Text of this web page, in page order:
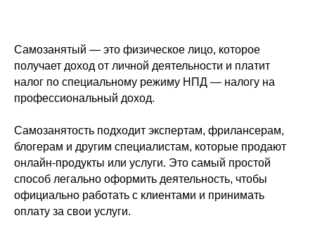
Самозанятый — это физическое лицо, которое
получает доход от личной деятельности и платит
налог по специальному режиму НПД — налогу на
профессиональный доход.
Самозанятость подходит экспертам, фрилансерам,
блогерам и другим специалистам, которые продают
онлайн-продукты или услуги. Это самый простой
способ легально оформить деятельность, чтобы
официально работать с клиентами и принимать
оплату за свои услуги.